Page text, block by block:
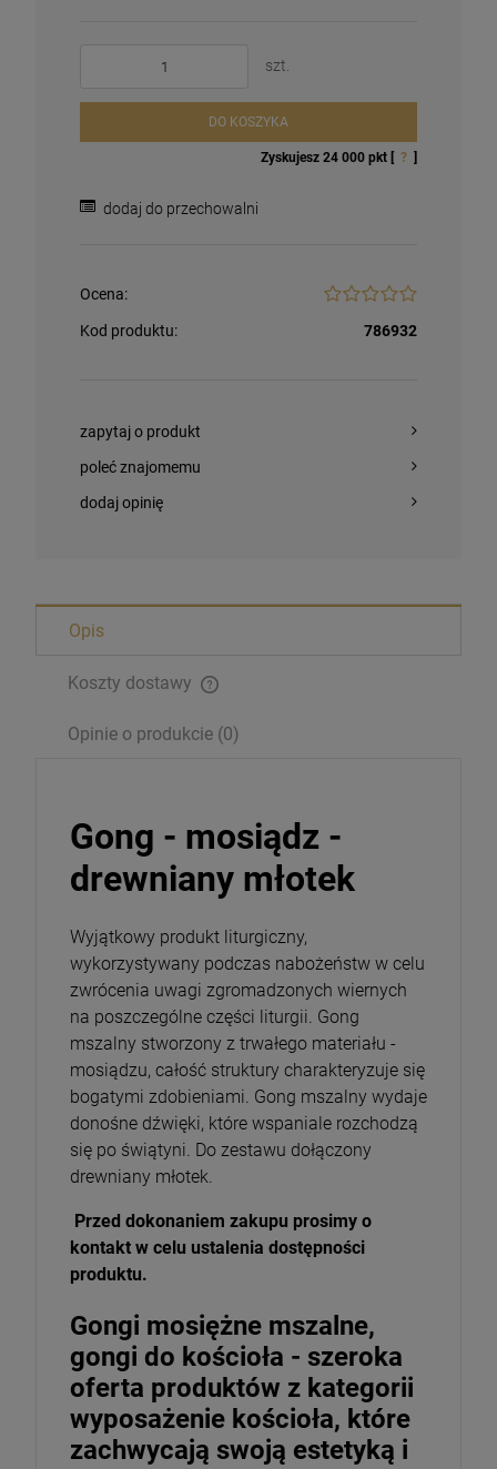
Bransoletka Benedyktyńska
16,00 zł
szt.
DO KOSZYKA
szt.
DO KOSZYKA
Zyskujesz 24 000 pkt [ ? ]
dodaj do przechowalni
Ocena:
Kod produktu: 786932
zapytaj o produkt
poleć znajomemu
dodaj opinię
Opis
Koszty dostawy
Opinie o produkcie (0)
Gong - mosiądz -
drewniany młotek
Wyjątkowy produkt liturgiczny,
wykorzystywany podczas nabożeństw w celu
zwrócenia uwagi zgromadzonych wiernych
na poszczególne części liturgii. Gong
mszalny stworzony z trwałego materiału -
mosiądzu, całość struktury charakteryzuje się
bogatymi zdobieniami. Gong mszalny wydaje
donośne dźwięki, które wspaniale rozchodzą
się po świątyni. Do zestawu dołączony
drewniany młotek.
Przed dokonaniem zakupu prosimy o
kontakt w celu ustalenia dostępności
produktu.
Gongi mosiężne mszalne,
gongi do kościoła - szeroka
oferta produktów z kategorii
wyposażenie kościoła, które
zachwycają swoją estetyką i